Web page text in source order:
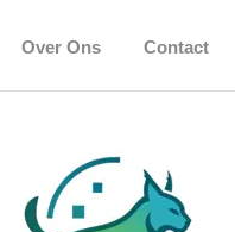
Over Ons Contact